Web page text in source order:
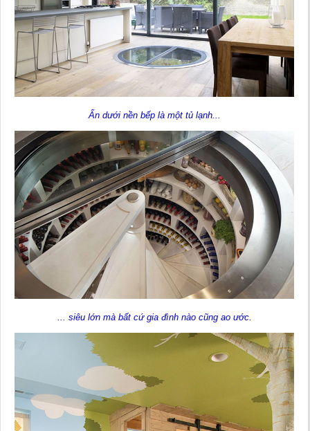
Ẩn dưới nền bếp là một tủ lạnh...
... siêu lớn mà bất cứ gia đình nào cũng ao ước.